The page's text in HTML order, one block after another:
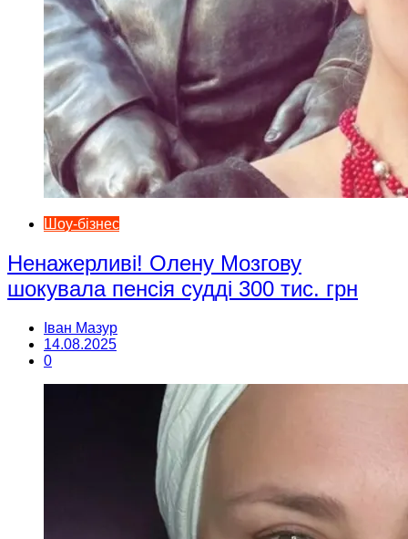
Шоу-бізнес
Ненажерливі! Олену Мозгову
шокувала пенсія судді 300 тис. грн
Іван Мазур
14.08.2025
0